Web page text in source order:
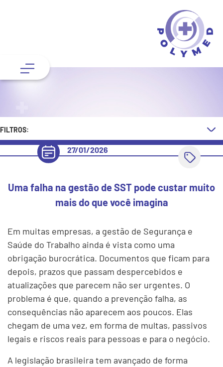
FILTROS:
27/01/2026
Uma falha na gestão de SST pode custar muito
mais do que você imagina
Em muitas empresas, a gestão de Segurança e
Saúde do Trabalho ainda é vista como uma
obrigação burocrática. Documentos que ficam para
depois, prazos que passam despercebidos e
atualizações que parecem não ser urgentes. O
problema é que, quando a prevenção falha, as
consequências não aparecem aos poucos. Elas
chegam de uma vez, em forma de multas, passivos
legais e riscos reais para pessoas e para o negócio.
A legislação brasileira tem avançado de forma